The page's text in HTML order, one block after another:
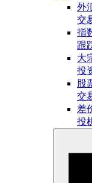
外
交
指
跟
大
投
股
交
差
投